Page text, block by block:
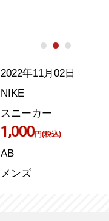
2022年11月02日
NIKE
スニーカー
1,000円(税込)
AB
メンズ